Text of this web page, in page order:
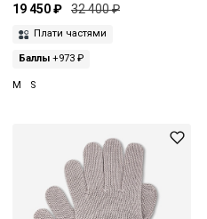
19 450 ₽ 32 400 ₽
Плати частями
Баллы +973 ₽
M S